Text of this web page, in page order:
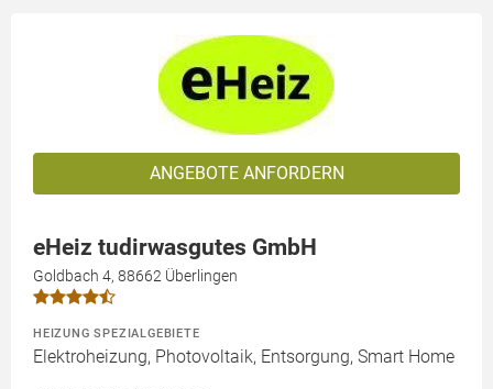
ANGEBOTE ANFORDERN
eHeiz tudirwasgutes GmbH
Goldbach 4, 88662 Überlingen
HEIZUNG SPEZIALGEBIETE
Elektroheizung, Photovoltaik, Entsorgung, Smart Home